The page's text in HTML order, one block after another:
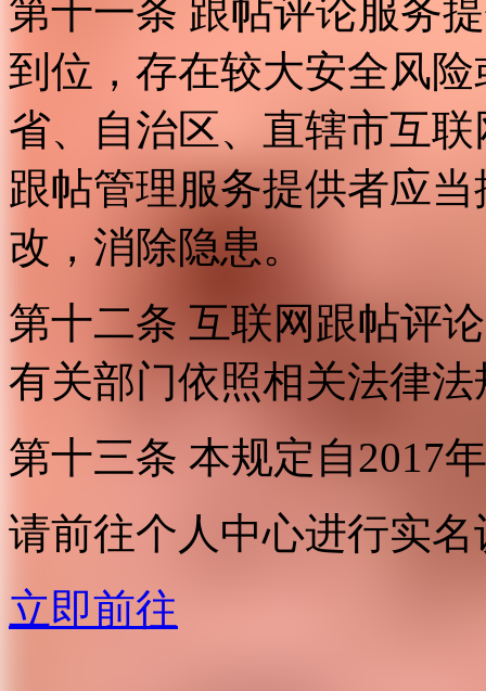
第十一条 跟帖评论服务
到位，存在较大安全风
省、自治区、直辖市互
跟帖管理服务提供者应
改，消除隐患。
第十二条 互联网跟帖评
有关部门依照相关法律
第十三条 本规定自2017
请前往个人中心进行实名
立即前往